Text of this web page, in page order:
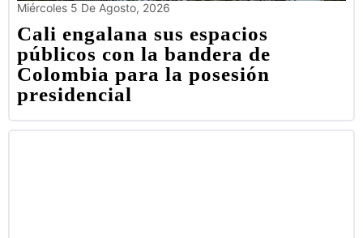
Miércoles 5 De Agosto, 2026
Cali engalana sus espacios
públicos con la bandera de
Colombia para la posesión
presidencial